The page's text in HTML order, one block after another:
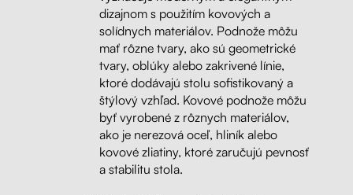
dizajnom s použitím kovových a
solídnych materiálov. Podnože môžu
mať rôzne tvary, ako sú geometrické
tvary, oblúky alebo zakrivené línie,
ktoré dodávajú stolu sofistikovaný a
štýlový vzhľad. Kovové podnože môžu
byť vyrobené z rôznych materiálov,
ako je nerezová oceľ, hliník alebo
kovové zliatiny, ktoré zaručujú pevnosť
a stabilitu stola.